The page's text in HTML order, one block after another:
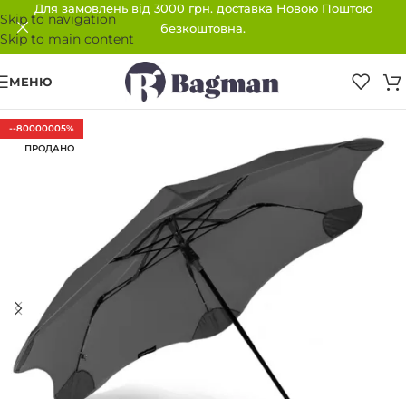
Skip to navigation
Skip to main content
Для замовлень від 3000 грн. доставка Новою Поштою
безкоштовна.
МЕНЮ
--80000005%
ПРОДАНО